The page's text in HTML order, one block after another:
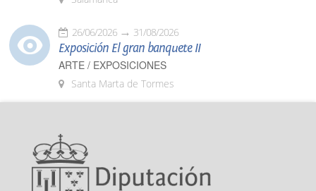
26/06/2026 31/08/2026
Exposición El gran banquete II
ARTE / EXPOSICIONES
Santa Marta de Tormes